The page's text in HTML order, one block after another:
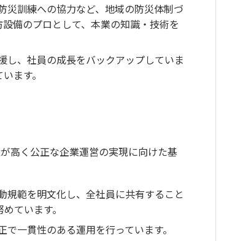
災訓練への協力など、地域の防災体制づ
備のプロとして、本業の知識・技術を
し、社員の成長をバックアップしていま
ます。
高く公正な企業運営の実現に向けた基
範を明文化し、全社員に共有すること
ています。
一貫性のある運用を行っています。